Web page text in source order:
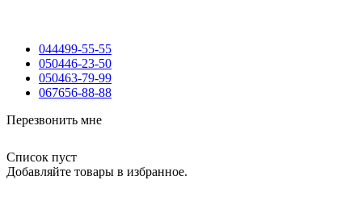
044499-55-55
050446-23-50
050463-79-99
067656-88-88
Перезвонить мне
Список пуст
Добавляйте товары в избранное.